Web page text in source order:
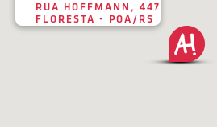
RUA HOFFMANN, 447
FLORESTA - POA/RS